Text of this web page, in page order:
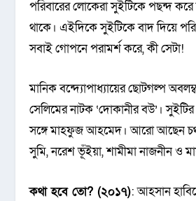
পরিবারের লোকেরা সুইটিকে পছন্দ
থাকে। এইদিকে সুইটিকে বাদ দিয়ে
সবাই গোপনে পরামর্শ করে, কী সেটা!
মানিক বন্দ্যোপাধ্যায়ের ছোটগল্প
সেলিমের নাটক ‘দোকানীর বউ’।
সঙ্গে মাহফুজ আহমেদ। আরো আছেন
সুমি, নরেশ ভূঁইয়া, শামীমা নাজনীন ও
কথা হবে তো? (২০১৭): আহসান